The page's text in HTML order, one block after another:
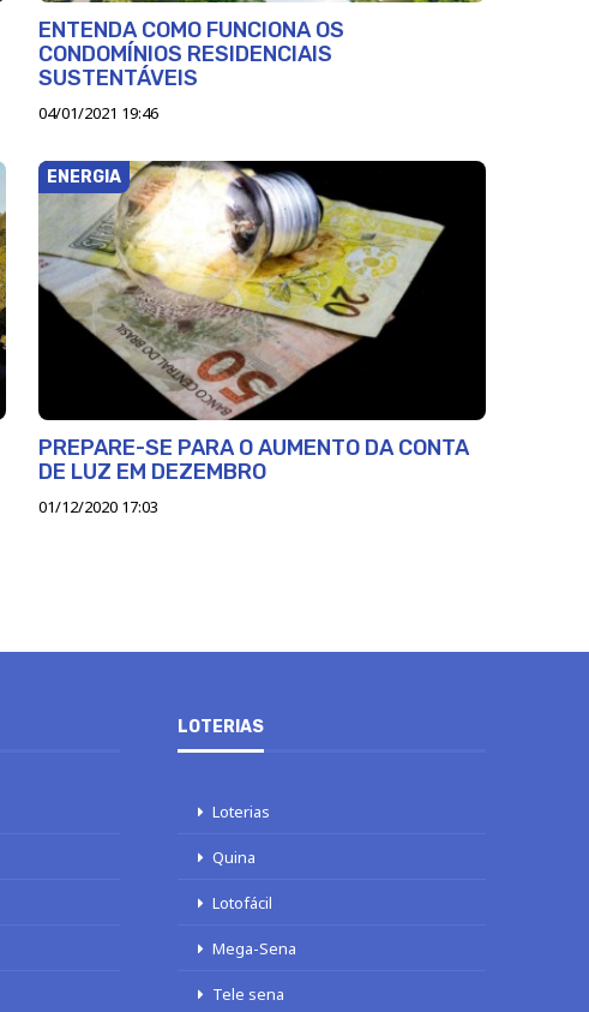
ENTENDA COMO FUNCIONA OS
CONDOMÍNIOS RESIDENCIAIS
SUSTENTÁVEIS
04/01/2021 19:46
ENERGIA
PREPARE-SE PARA O AUMENTO DA CONTA
DE LUZ EM DEZEMBRO
01/12/2020 17:03
LOTERIAS
Loterias
Quina
Lotofácil
Mega-Sena
Tele sena